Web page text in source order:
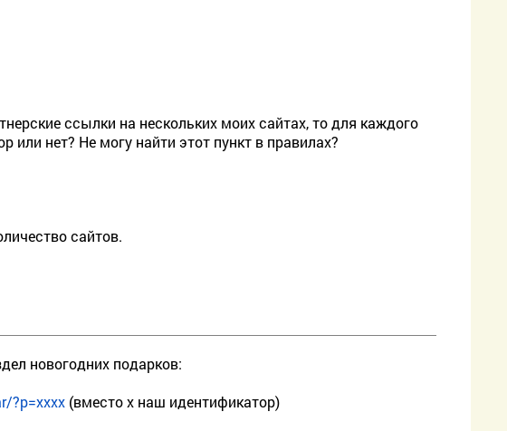
ссылки на нескольких моих сайтах, то для каждого
или нет? Не могу найти этот пункт в правилах?
сайтов.
новогодних подарков:
?p=хххх (вместо х наш идентификатор)